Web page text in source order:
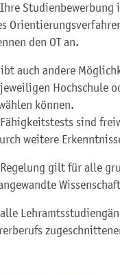
Studienbewerbung
den OT an.
auch andere
Hochschule
können.
sind
weitere
gilt für alle